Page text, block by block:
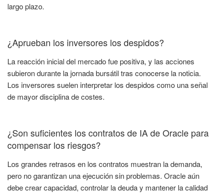
largo plazo.
¿Aprueban los inversores los despidos?
La reacción inicial del mercado fue positiva, y las acciones
subieron durante la jornada bursátil tras conocerse la noticia.
Los inversores suelen interpretar los despidos como una señal
de mayor disciplina de costes.
¿Son suficientes los contratos de IA de Oracle para
compensar los riesgos?
Los grandes retrasos en los contratos muestran la demanda,
pero no garantizan una ejecución sin problemas. Oracle aún
debe crear capacidad, controlar la deuda y mantener la calidad